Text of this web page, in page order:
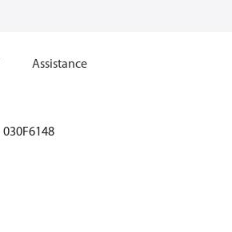
Assistance
030F6148